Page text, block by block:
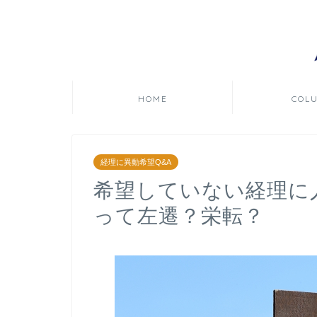
HOME
経理に異動希望Q&A
希望していない経理
って左遷？栄転？